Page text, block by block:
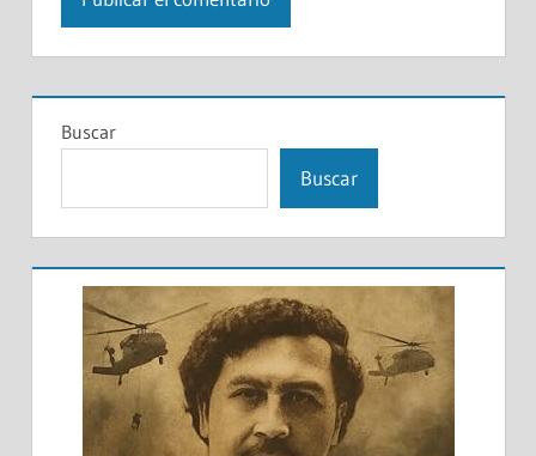
Buscar
Buscar